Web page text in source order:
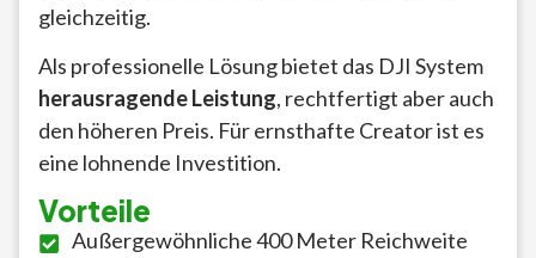
gleichzeitig.
Als professionelle Lösung bietet das DJI System
herausragende Leistung, rechtfertigt aber auch
den höheren Preis. Für ernsthafte Creator ist es
eine lohnende Investition.
Vorteile
Außergewöhnliche 400 Meter Reichweite